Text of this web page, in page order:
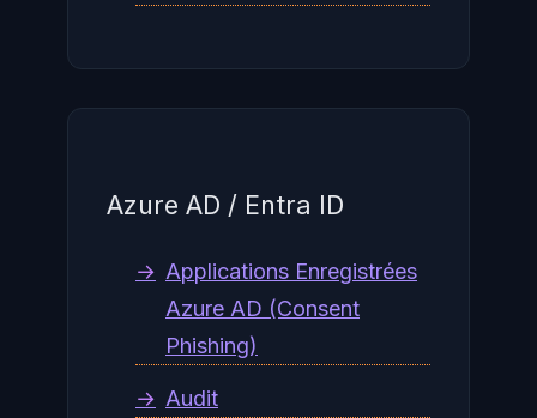
Azure AD / Entra ID
→ Applications Enregistrées
Azure AD (Consent
Phishing)
→ Audit